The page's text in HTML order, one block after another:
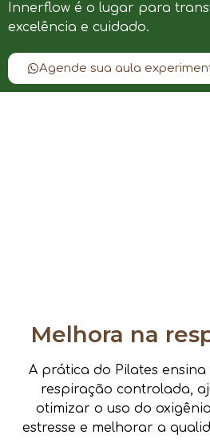
Innerflow é o lugar para
excelência e cuidado.
Agende sua aula
Melhora na
A prática do Pilates ensina
respiração controlada,
otimizar o uso do
estresse e melhorar a